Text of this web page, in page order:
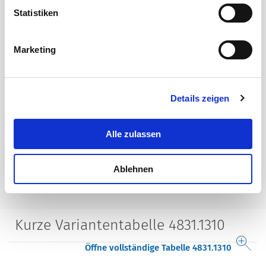
Datenschutzerklärung
Statistiken
Marketing
Details zeigen
Alle zulassen
Ablehnen
Klemme
Bauform
Lebensdauer 5000 Steckzyklen
Kurze Variantentabelle 4831.1310
Öffne vollständige Tabelle 4831.1310